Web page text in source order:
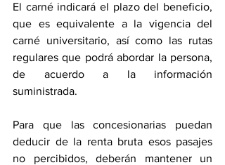
El carné indicará el plazo del beneficio,
que es equivalente a la vigencia del
carné universitario, así como las rutas
regulares que podrá abordar la persona,
de acuerdo a la información
suministrada.
Para que las concesionarias puedan
deducir de la renta bruta esos pasajes
no percibidos, deberán mantener un